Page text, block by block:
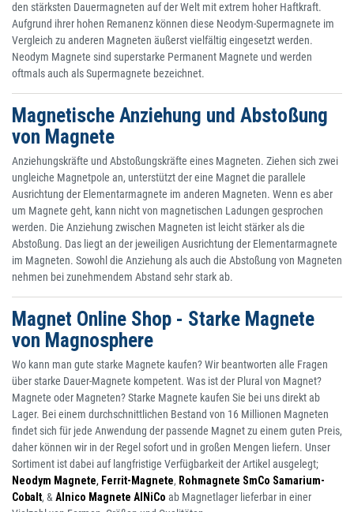
den stärksten Dauermagneten auf der Welt mit extrem hoher Haftkraft.
Aufgrund ihrer hohen Remanenz können diese Neodym-Supermagnete im
Vergleich zu anderen Magneten äußerst vielfältig eingesetzt werden.
Neodym Magnete sind superstarke Permanent Magnete und werden
oftmals auch als Supermagnete bezeichnet.
Magnetische Anziehung und Abstoßung
von Magnete
Anziehungskräfte und Abstoßungskräfte eines Magneten. Ziehen sich zwei
ungleiche Magnetpole an, unterstützt der eine Magnet die parallele
Ausrichtung der Elementarmagnete im anderen Magneten. Wenn es aber
um Magnete geht, kann nicht von magnetischen Ladungen gesprochen
werden. Die Anziehung zwischen Magneten ist leicht stärker als die
Abstoßung. Das liegt an der jeweiligen Ausrichtung der Elementarmagnete
im Magneten. Sowohl die Anziehung als auch die Abstoßung von Magneten
nehmen bei zunehmendem Abstand sehr stark ab.
Magnet Online Shop - Starke Magnete
von Magnosphere
Wo kann man gute starke Magnete kaufen? Wir beantworten alle Fragen
über starke Dauer-Magnete kompetent. Was ist der Plural von Magnet?
Magnete oder Magneten? Starke Magnete kaufen Sie bei uns direkt ab
Lager. Bei einem durchschnittlichen Bestand von 16 Millionen Magneten
findet sich für jede Anwendung der passende Magnet zu einem guten Preis,
daher können wir in der Regel sofort und in großen Mengen liefern. Unser
Sortiment ist dabei auf langfristige Verfügbarkeit der Artikel ausgelegt;
Neodym Magnete, Ferrit-Magnete, Rohmagnete SmCo Samarium-
Cobalt, & Alnico Magnete AINiCo ab Magnetlager lieferbar in einer